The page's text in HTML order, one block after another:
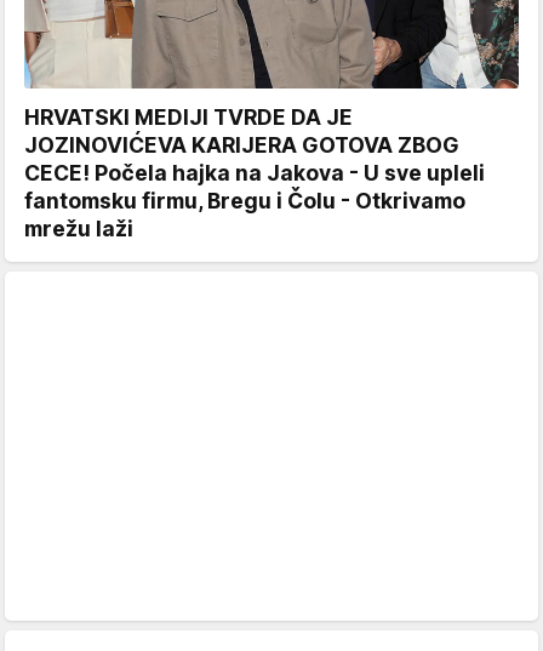
HRVATSKI MEDIJI TVRDE DA JE
JOZINOVIĆEVA KARIJERA GOTOVA ZBOG
CECE! Počela hajka na Jakova - U sve upleli
fantomsku firmu, Bregu i Čolu - Otkrivamo
mrežu laži